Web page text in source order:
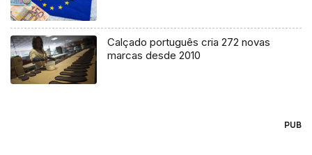
Calçado português cria 272 novas
marcas desde 2010
PUB